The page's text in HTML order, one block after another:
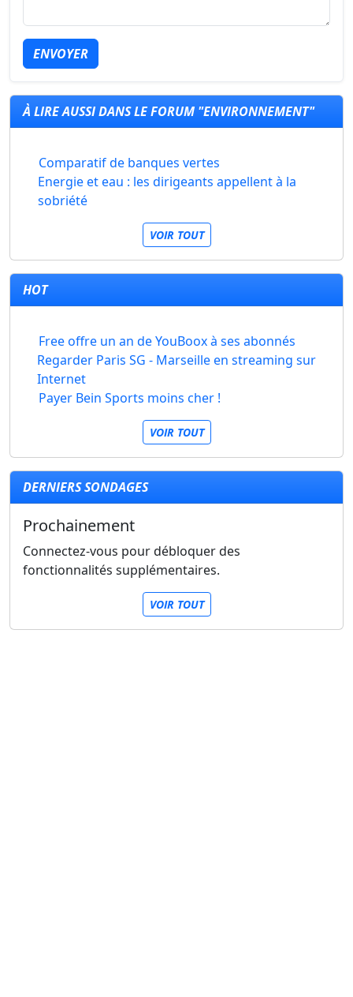
ENVOYER
À LIRE AUSSI DANS LE FORUM "ENVIRONNEMENT"
Comparatif de banques vertes
Energie et eau : les dirigeants appellent à la
sobriété
VOIR TOUT
HOT
Free offre un an de YouBoox à ses abonnés
Regarder Paris SG - Marseille en streaming sur
Internet
Payer Bein Sports moins cher !
VOIR TOUT
DERNIERS SONDAGES
Prochainement
Connectez-vous pour débloquer des
fonctionnalités supplémentaires.
VOIR TOUT